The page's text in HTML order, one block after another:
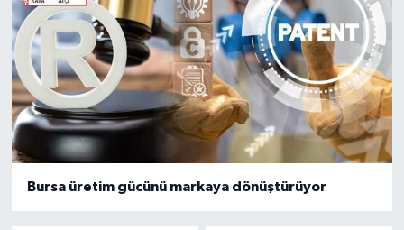
Bursa üretim gücünü markaya dönüştürüyor